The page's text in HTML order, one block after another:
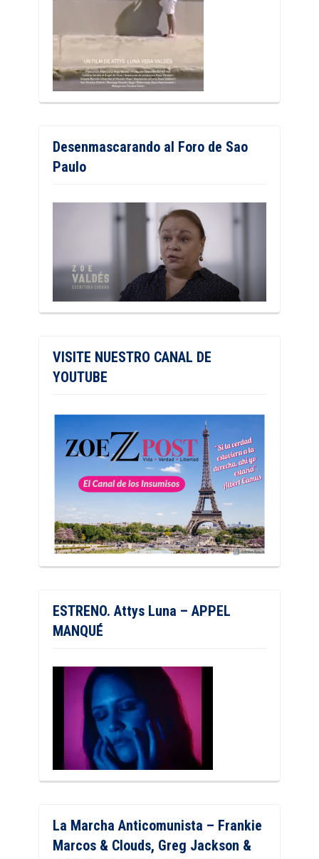
Desenmascarando al Foro de Sao
Paulo
VISITE NUESTRO CANAL DE
YOUTUBE
ESTRENO. Attys Luna – APPEL
MANQUÉ
La Marcha Anticomunista – Frankie
Marcos & Clouds, Greg Jackson &